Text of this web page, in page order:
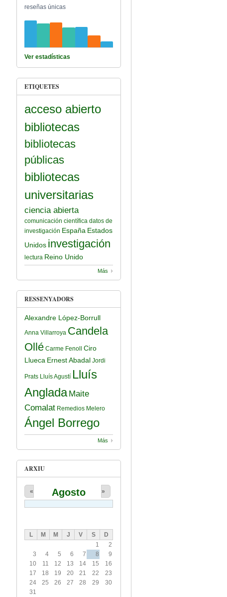
reseñas únicas
Ver estadísticas
ETIQUETES
acceso abierto
bibliotecas
bibliotecas
públicas
bibliotecas
universitarias
ciencia abierta
comunicación científica datos de
investigación España Estados
Unidos investigación
lectura Reino Unido
Más
RESSENYADORS
Alexandre López-Borrull
Anna Villarroya Candela
Ollé Carme Fenoll
Ciro
Llueca Ernest Abadal Jordi
Prats Lluís Agustí Lluís
Anglada Maite
Comalat Remedios Melero
Ángel Borrego
Más
ARXIU
Agosto
« »
L M M J V S
D
1
2
3
4 5 6 7 8
9
10
11 12 13 14 15
16
17
18 19 20 21 22
23
24
25 26 27 28 29
30
31